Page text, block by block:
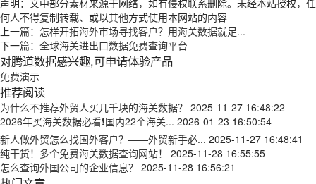
声明：文中部分素材来源于网络，如有侵权联系删除。未经本站授权，任
何人不得复制转载、或以其他方式使用本网站的内容
上一篇： 怎样开拓海外市场寻找客户？用海关数据就足...
下一篇： 全球海关进出口数据免费查询平台
对腾道数据感兴趣,可申请体验产品
免费演示
推荐阅读
为什么不推荐外贸人买几千块的海关数据？ 2025-11-27 16:48:22
2026年买海关数据必看❗国内22个海关... 2026-01-23 16:50:54
新人做外贸怎么找国外客户？——外贸新手必... 2025-11-27 16:48:41
纯干货！多个免费海关数据查询网站！
2025-11-28 16:55:55
怎么查询外国公司的企业信息？ 2025-11-28 16:56:21